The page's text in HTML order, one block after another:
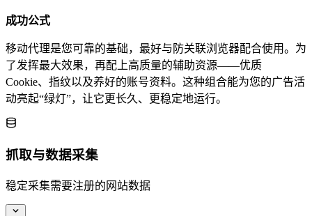
成功公式
移动代理是您可靠的基础，最好与防关联浏览器配合使用。为
了发挥最大效果，再配上高质量的辅助资源——优质
Cookie、指纹以及养好的账号资料。这种组合能为您的广告活
动亮起“绿灯”，让它更长久、更稳定地运行。
抓取与数据采集
稳定采集需要注册的网站数据